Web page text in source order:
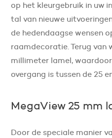
op het kleurgebruik in uw
tal van nieuwe
de hedendaagse wensen
raamdecoratie. Terug van
millimeter lamel,
overgang is tussen de 25
MegaView 25 mm
Door de speciale manier